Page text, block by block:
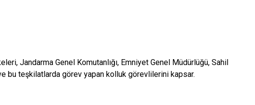
Jandarma Genel Komutanlığı, Emniyet Genel Müdürlüğü, Sahil
bu teşkilatlarda görev yapan kolluk görevlilerini kapsar.